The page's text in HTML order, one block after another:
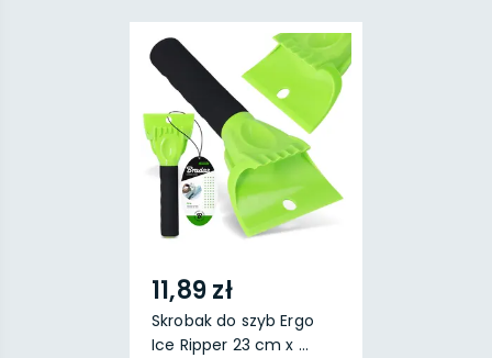
11,89 zł
Skrobak do szyb Ergo
Ice Ripper 23 cm x ...